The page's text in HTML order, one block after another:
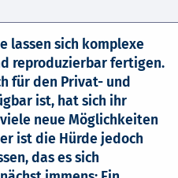
lassen sich komplexe
reproduzierbar fertigen.
für den Privat- und
ist, hat sich ihr
neue Möglichkeiten
ist die Hürde jedoch
das es sich